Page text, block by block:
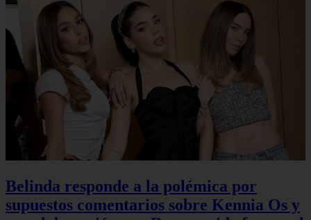
Belinda responde a la polémica por
supuestos comentarios sobre Kennia Os y